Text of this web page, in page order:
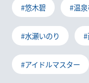
#悠木碧 #温
#水瀬いのり
#アイドルマスター